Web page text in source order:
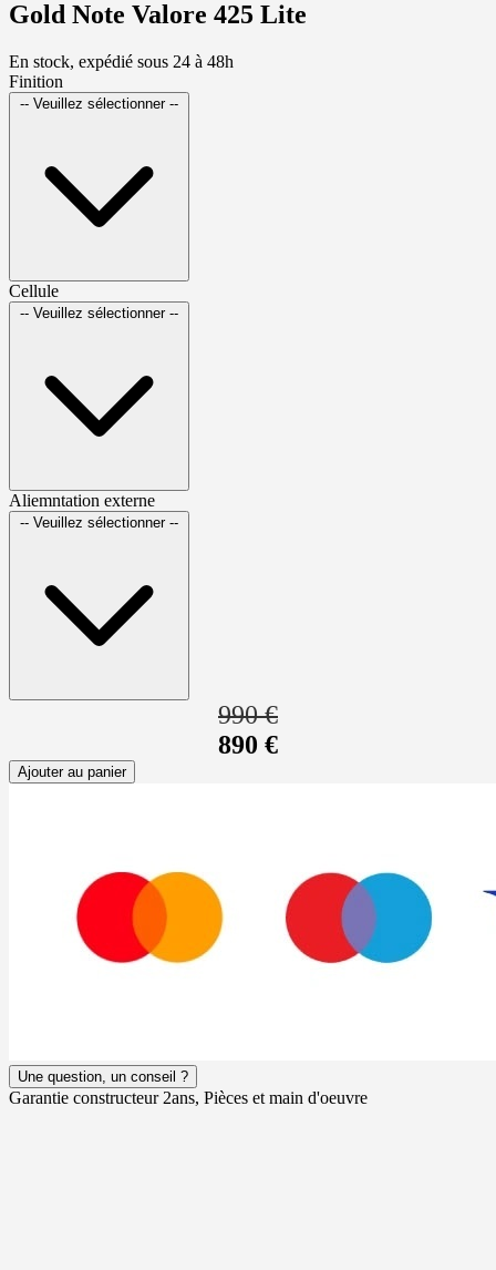
Gold Note Valore 425 Lite
En stock, expédié sous 24 à 48h
Finition
-- Veuillez sélectionner --
Cellule
-- Veuillez sélectionner --
Aliemntation externe
-- Veuillez sélectionner --
990 €
890 €
Ajouter au panier
Une question, un conseil ?
Garantie constructeur 2ans, Pièces et main d'oeuvre